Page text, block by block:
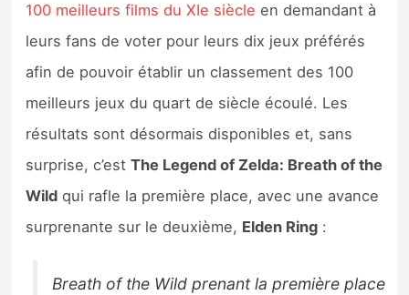
Précommandes jeux Switch 2
Sorties de jeux
Bons plans
100 meilleurs films du XIe siècle en demandant à
leurs fans de voter pour leurs dix jeux préférés
afin de pouvoir établir un classement des 100
meilleurs jeux du quart de siècle écoulé. Les
résultats sont désormais disponibles et, sans
surprise, c’estThe Legend of Zelda: Breath of the
Wild qui rafle la première place, avec une avance
surprenante sur le deuxième, Elden Ring :
Breath of the Wild prenant la première place